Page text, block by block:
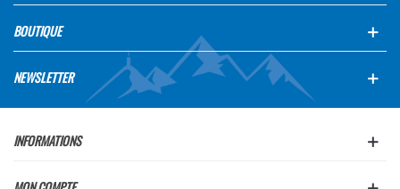
BOUTIQUE
NEWSLETTER
INFORMATIONS